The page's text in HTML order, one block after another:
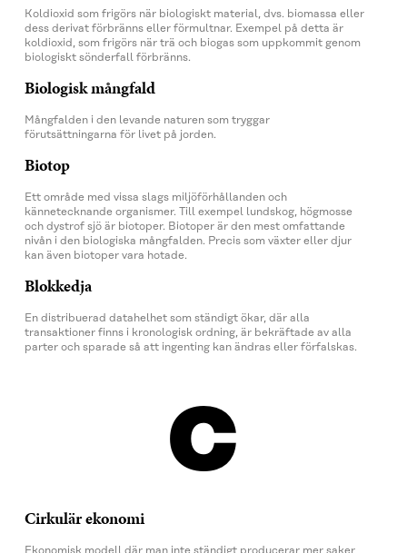
Koldioxid som frigörs när biologiskt material, dvs. biomassa eller
dess derivat förbränns eller förmultnar. Exempel på detta är
koldioxid, som frigörs när trä och biogas som uppkommit genom
biologiskt sönderfall förbränns.
Biologisk mångfald
Mångfalden i den levande naturen som tryggar
förutsättningarna för livet på jorden.
Biotop
Ett område med vissa slags miljöförhållanden och
kännetecknande organismer. Till exempel lundskog, högmosse
och dystrof sjö är biotoper. Biotoper är den mest omfattande
nivån i den biologiska mångfalden. Precis som växter eller djur
kan även biotoper vara hotade.
Blokkedja
En distribuerad datahelhet som ständigt ökar, där alla
transaktioner finns i kronologisk ordning, är bekräftade av alla
parter och sparade så att ingenting kan ändras eller förfalskas.
C
Cirkulär ekonomi